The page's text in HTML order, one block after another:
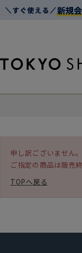
申し訳ございません。
ご指定の商品は販売
TOPへ戻る